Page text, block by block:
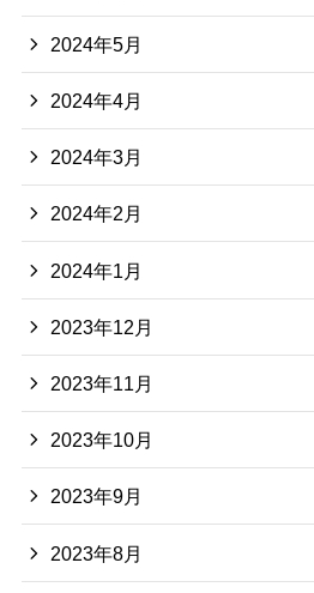
2024年5月
2024年4月
2024年3月
2024年2月
2024年1月
2023年12月
2023年11月
2023年10月
2023年9月
2023年8月